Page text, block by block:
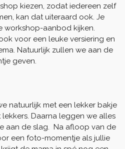
kiezen, zodat iedereen zelf
kan dat uiteraard ook. Je
workshop-aanbod kijken.
voor een leuke versiering en
Natuurlijk zullen we aan de
geven.
natuurlijk met een lekker bakje
Daarna leggen we alles
aan de slag. Na afloop van de
een foto-momentje als jullie